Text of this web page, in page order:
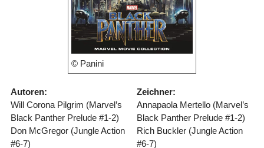
© Panini
Autoren:
Will Corona Pilgrim (Marvel’s
Black Panther Prelude #1-2)
Don McGregor (Jungle Action
#6-7)
Zeichner:
Annapaola Mertello (Marvel’s
Black Panther Prelude #1-2)
Rich Buckler (Jungle Action
#6-7)